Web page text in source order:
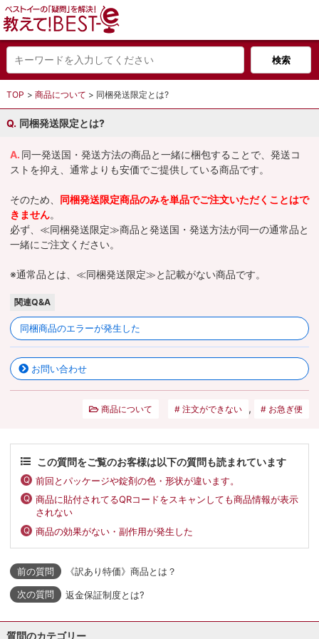
TOP 商品について 同梱発送限定とは?
同梱発送限定とは?
同一発送国・発送方法の商品と一緒に梱包することで、発送コ
ストを抑え、通常よりも安価でご提供している商品です。
そのため、 同梱発送限定商品のみを単品でご注文いただくことはで
きません。
必ず、≪同梱発送限定≫商品と発送国・発送方法が同一の通常品と
一緒にご注文ください。
※通常品とは、≪同梱発送限定≫と記載がない商品です。
関連Q&A
同梱商品のエラーが発生した
お問い合わせ
商品について 注文ができない , お急ぎ便
この質問をご覧のお客様は以下の質問も読まれています
前回とパッケージや錠剤の色・形状が違います。
商品に貼付されてるQRコードをスキャンしても商品情報が表示
されない
商品の効果がない・副作用が発生した
《訳あり特価》商品とは？
返金保証制度とは?
質問のカテゴリー